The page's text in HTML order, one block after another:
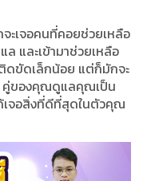
ะเจอคนที่คอยช่วยเหลือ
และเข้ามาช่วยเหลือ
ดขัดเล็กน้อย แต่ก็มักจะ
คู่ของคุณดูแลคุณเป็น
เจอสิ่งที่ดีที่สุดในตัวคุณ